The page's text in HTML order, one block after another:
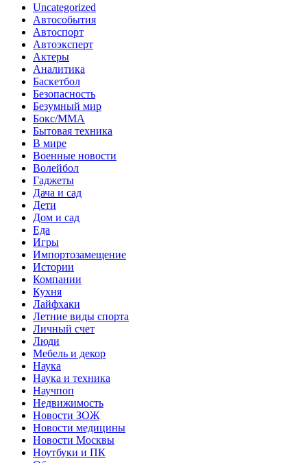
Uncategorized
Автособытия
Автоспорт
Автоэксперт
Актеры
Аналитика
Баскетбол
Безопасность
Безумный мир
Бокс/MMA
Бытовая техника
В мире
Военные новости
Волейбол
Гаджеты
Дача и сад
Дети
Дом и сад
Еда
Игры
Импортозамещение
Истории
Компании
Кухня
Лайфхаки
Летние виды спорта
Личный счет
Люди
Мебель и декор
Наука
Наука и техника
Научпоп
Недвижимость
Новости ЗОЖ
Новости медицины
Новости Москвы
Ноутбуки и ПК